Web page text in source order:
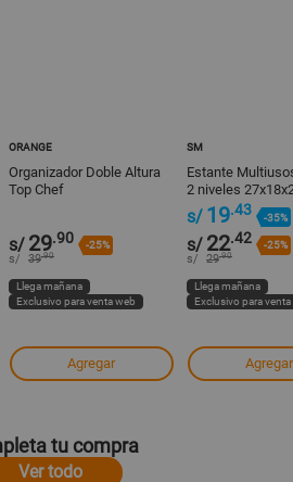
ORANGE
Organizador Doble Altura
Top Chef
s/ 29.90 -25%
s/ 39.90
Llega mañana
Exclusivo para venta web
Agregar
SM
Estante
2 niveles
s/ 19.43 -35%
s/ 22.42 -25%
s/ 29.90
Llega mañana
Exclusivo para
Agregar
tu compra
Ver todo